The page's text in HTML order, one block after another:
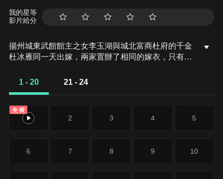
我的星等
影片給分
揚州城東武館館主之女李玉湖與城北富商杜府的千金
杜冰雁同一天出嫁，兩家置辦了相同的嫁衣，只有紅
子，李小姐未來的夫君是鎮守邊關的袁不屈大將軍。
不得不嫁。兩支送親隊伍同時出城，途中突然大雨傾
盆，兩路人馬湧到同一座仙女廟內避雨。廟內，兩個
著上錯了花轎。
1 - 20 21 - 24
免費
1 2 3 4 5
6 7 8 9 10